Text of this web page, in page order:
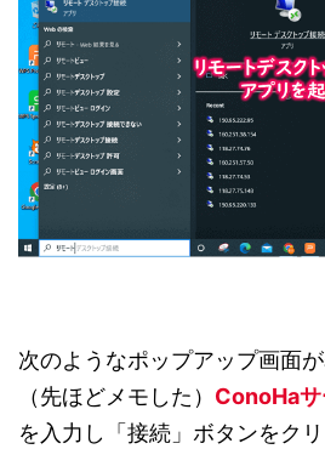
次のようなポップアップ画面
（先ほどメモした） ConoHa
を入力し「接続」ボタンをクリ